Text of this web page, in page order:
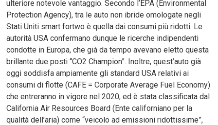
ulteriore notevole vantaggio. Secondo l’EPA (Environmental
Protection Agency), tra le auto non ibride omologate negli
Stati Uniti smart fortwo è quella dai consumi più ridotti. Le
autorità USA confermano dunque le ricerche indipendenti
condotte in Europa, che già da tempo avevano eletto questa
brillante due posti “CO2 Champion”. Inoltre, quest’auto già
oggi soddisfa ampiamente gli standard USA relativi ai
consumi di flotte (CAFE = Corporate Average Fuel Economy)
che entreranno in vigore nel 2020, ed è stata classificata dal
California Air Resources Board (Ente californiano per la
qualità dell’aria) come “veicolo ad emissioni ridottissime”,